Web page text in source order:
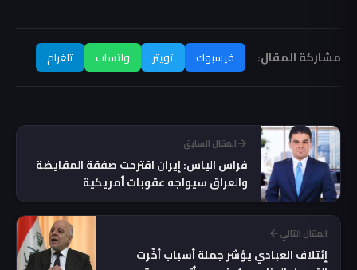
مشاركة المقال: فيسبوك تويتر واتساب تلغرام
المقال السابق
فراس الياس: إيران اقترحت صفقة المقايضة
والعراق سيواجه عقوبات أمريكية
المقال التالي
إئتلاف العبادي يؤشر جملة أسباب أخّرت